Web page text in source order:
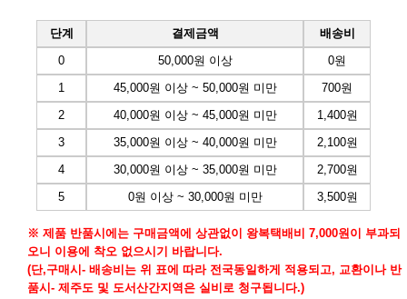
단계 결제금액
배송비
0
50,000원 이상
0원
1
45,000원 이상 ~ 50,000원 미만
700원
2
40,000원 이상 ~ 45,000원 미만
1,400원
3
35,000원 이상 ~ 40,000원 미만
2,100원
4
30,000원 이상 ~ 35,000원 미만
2,700원
5
0원 이상 ~ 30,000원 미만 3,500원
※ 제품 반품시에는 구매금액에 상관없이 왕복택배비 7,000원이 부과되
오니 이용에 착오 없으시기 바랍니다.
(단,구매시- 배송비는 위 표에 따라 전국동일하게 적용되고, 교환이나 반
품시- 제주도 및 도서산간지역은 실비로 청구됩니다.)